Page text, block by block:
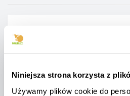
Niniejsza strona korzysta z
Używamy plików cookie do
Katalog mebli